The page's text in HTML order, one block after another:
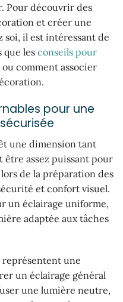
Pour découvrir des
et créer une
soi, il est intéressant de
que les conseils pour
ou comment associer
pour une
une dimension tant
assez puissant pour
de la préparation des
et confort visuel.
un éclairage uniforme,
adaptée aux tâches
représentent une
un éclairage général
une lumière neutre,